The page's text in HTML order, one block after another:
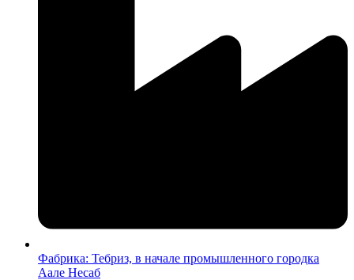
Фабрика: Тебриз, в начале промышленного городка
Аале Несаб